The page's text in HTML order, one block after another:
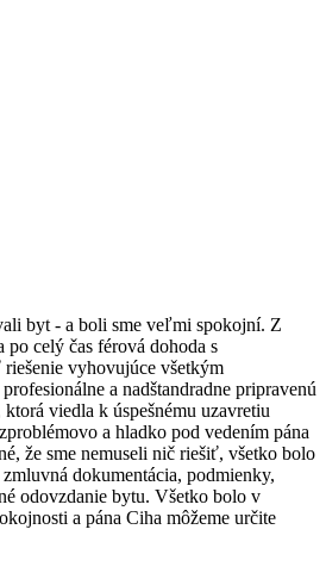
byt - a boli sme veľmi spokojní. Z
celý čas férová dohoda s
vyhovujúce všetkým
a nadštandradne pripravenú
viedla k úspešnému uzavretiu
a hladko pod vedením pána
že sme nemuseli nič riešiť, všetko bolo
dokumentácia, podmienky,
odovzdanie bytu. Všetko bolo v
a pána Ciha môžeme určite